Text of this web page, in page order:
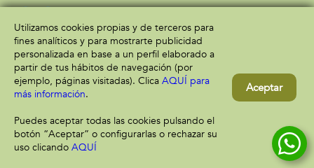
Información
Aviso legal
Política de privacidad
Política de cookies
Atención al cliente
Envío y devolución
Utilizamos cookies propias y de terceros para
fines analíticos y para mostrarte publicidad
personalizada en base a un perfil elaborado a
partir de tus hábitos de navegación (por
ejemplo, páginas visitadas). Clica AQUÍ para
más información.
Puedes aceptar todas las cookies pulsando el
botón “Aceptar” o configurarlas o rechazar su
uso clicando AQUÍ
Aceptar